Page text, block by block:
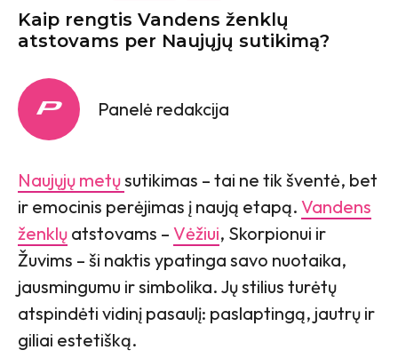
Kaip rengtis Vandens ženklų
atstovams per Naujųjų sutikimą?
Panelė redakcija
Naujųjų metųsutikimas – tai ne tik šventė, bet
ir emocinis perėjimas į naują etapą. Vandens
ženklų atstovams – Vėžiui, Skorpionui ir
Žuvims – ši naktis ypatinga savo nuotaika,
jausmingumu ir simbolika. Jų stilius turėtų
atspindėti vidinį pasaulį: paslaptingą, jautrų ir
giliai estetišką.